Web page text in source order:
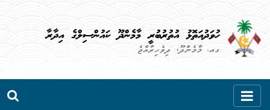
Skip
ހުވަދުއަތޮޅު އުތުރުބުރީ މާމެންދޫ ކައުންސިލްގެ އިދާރާ
ގއ. މާމެންދޫ، ދިވެހިރާއްޖެ